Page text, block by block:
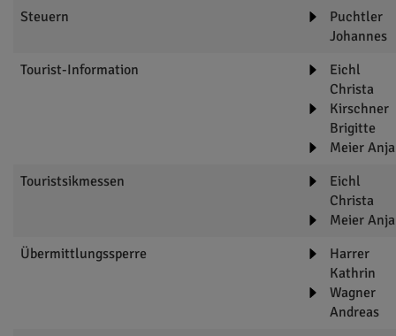
Steuern
Puchtler
Johannes
Tourist-Information
Eichl
Christa
Kirschner
Brigitte
Meier Anja
Touristsikmessen
Eichl
Christa
Meier Anja
Übermittlungssperre
Harrer
Kathrin
Wagner
Andreas